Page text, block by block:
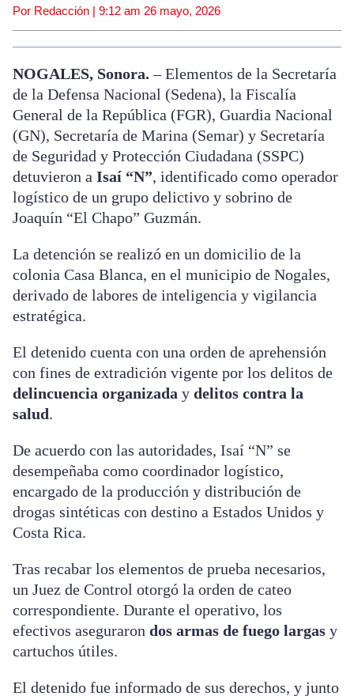
Por Redacción | 9:12 am 26 mayo, 2026
NOGALES, Sonora. – Elementos de la Secretaría
de la Defensa Nacional (Sedena), la Fiscalía
General de la República (FGR), Guardia Nacional
(GN), Secretaría de Marina (Semar) y Secretaría
de Seguridad y Protección Ciudadana (SSPC)
detuvieron a Isaí “N”, identificado como operador
logístico de un grupo delictivo y sobrino de
Joaquín “El Chapo” Guzmán.
La detención se realizó en un domicilio de la
colonia Casa Blanca, en el municipio de Nogales,
derivado de labores de inteligencia y vigilancia
estratégica.
El detenido cuenta con una orden de aprehensión
con fines de extradición vigente por los delitos de
delincuencia organizada y delitos contra la
salud.
De acuerdo con las autoridades, Isaí “N” se
desempeñaba como coordinador logístico,
encargado de la producción y distribución de
drogas sintéticas con destino a Estados Unidos y
Costa Rica.
Tras recabar los elementos de prueba necesarios,
un Juez de Control otorgó la orden de cateo
correspondiente. Durante el operativo, los
efectivos aseguraron dos armas de fuego largas y
cartuchos útiles.
El detenido fue informado de sus derechos, y junto